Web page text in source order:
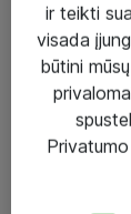
Sprendimai
Įgyvendinti
Atea ekspertų
ir teikti
visada
būtini